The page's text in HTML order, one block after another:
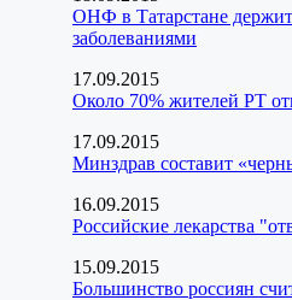
ОНФ в Татарстане держит
заболеваниями
17.09.2015
Около 70% жителей РТ
17.09.2015
Минздрав составит
16.09.2015
Российские лекарства
15.09.2015
Большинство россиян